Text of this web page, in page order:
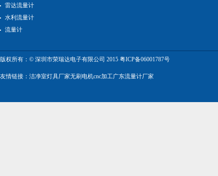
雷达流量计
水利流量计
流量计
版权所有：© 深圳市荣瑞达电子有限公司 2015 粤ICP备06001787号
友情链接： 洁净室灯具厂家无刷电机cnc加工广东流量计厂家